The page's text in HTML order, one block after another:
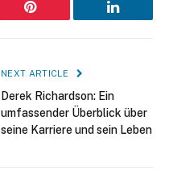
Pinterest LinkedIn
NEXT ARTICLE
Derek Richardson: Ein
umfassender Überblick über
seine Karriere und sein Leben